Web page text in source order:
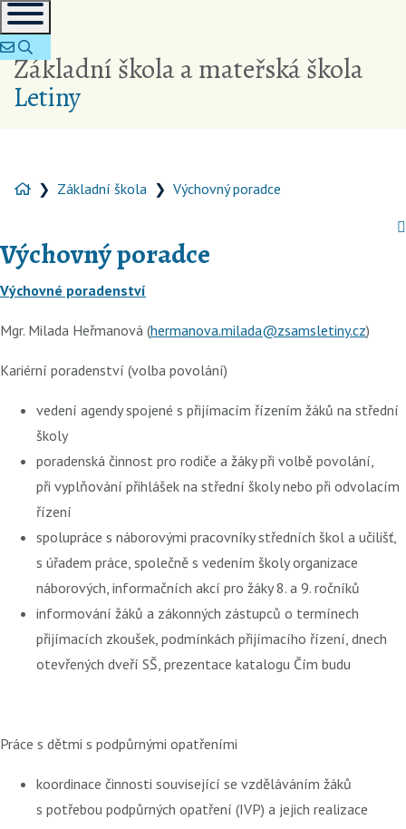
Základní škola a mateřská škola
Letiny
Základní škola
Výchovný poradce
Výchovný poradce
Výchovné poradenství
Mgr. Milada Heřmanová (hermanova.milada@zsamsletiny.cz)
Kariérní poradenství (volba povolání)
vedení agendy spojené s přijímacím řízením žáků na střední
školy
poradenská činnost pro rodiče a žáky při volbě povolání,
při vyplňování přihlášek na střední školy nebo při odvolacím
řízení
spolupráce s náborovými pracovníky středních škol a učilišť,
s úřadem práce, společně s vedením školy organizace
náborových, informačních akcí pro žáky 8. a 9. ročníků
informování žáků a zákonných zástupců o termínech
přijímacích zkoušek, podmínkách přijímacího řízení, dnech
otevřených dveří SŠ, prezentace katalogu Čím budu
Práce s dětmi s podpůrnými opatřeními
koordinace činnosti související se vzděláváním žáků
s potřebou podpůrných opatření (IVP) a jejich realizace